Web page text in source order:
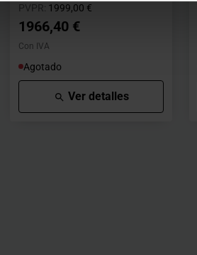
PVPR: Precio rebajado desde
1999,00 €
1966,40 €
Con IVA
Agotado
Ver detalles